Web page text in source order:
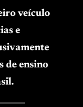
veículo
e
de ensino